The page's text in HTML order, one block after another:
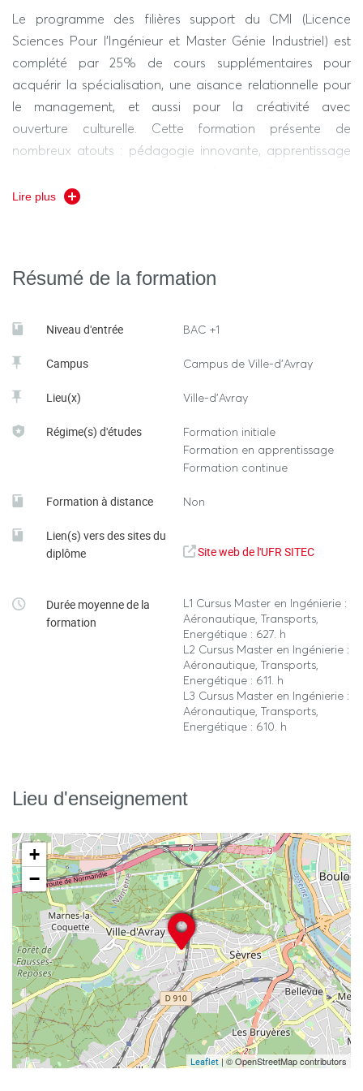
3. L’optionMécanique
initie aux connaissances générales
en mécanique afin de maîtriser toutes les étapes de la
conception à la réalisation de produits industriels
(conception, fabrication, dimensionnement ; introduction
aux outils informatiques utilisés dans l’industrie).
Le programme des filières support du CMI (Licence
Sciences Pour l'Ingénieur et Master Génie Industriel) est
complété par 25% de cours supplémentaires pour
acquérir la spécialisation, une aisance relationnelle pour
le management, et aussi pour la créativité avec
ouverture culturelle. Cette formation présente de
nombreux atouts : pédagogie innovante, apprentissage
en laboratoire, stage dès la première année, et enfin au
Lire plus
Résumé de la formation
Niveau d'entrée BAC +1
Campus Campus de Ville-d'Avray
Lieu(x) Ville-d'Avray
Régime(s) d'études
Formation initiale
Formation en apprentissage
Formation continue
Formation à distance Non
Lien(s) vers des sites du
diplôme
Site web de l'UFR SITEC
Durée moyenne de la
formation
L1 Cursus Master en Ingénierie :
Aéronautique, Transports,
Energétique : 627. h
L2 Cursus Master en Ingénierie :
Aéronautique, Transports,
Energétique : 611. h
L3 Cursus Master en Ingénierie :
Aéronautique, Transports,
Energétique : 610. h
Lieu d'enseignement
+
−
Leaflet| © OpenStreetMap contributors